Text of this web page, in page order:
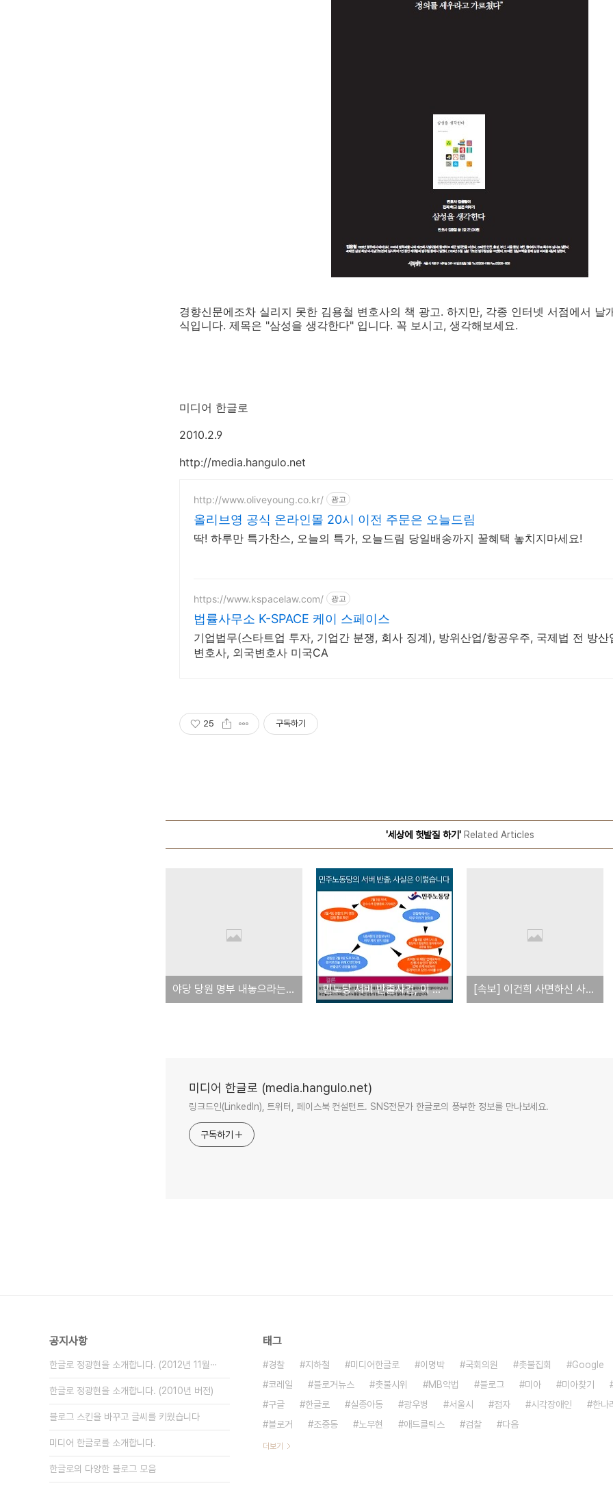
경향신문에조차 실리지 못한 김용철 변호사의 책 광고. 하지만, 각종 인터넷 서점에서 날
식입니다. 제목은 "삼성을 생각한다" 입니다. 꼭 보시고, 생각해보세요.
미디어 한글로
2010.2.9
http://media.hangulo.net
http://www.oliveyoung.co.kr/ 광고
올리브영 공식 온라인몰 20시 이전 주문은 오늘드림
딱! 하루만 특가찬스, 오늘의 특가, 오늘드림 당일배송까지 꿀혜택 놓치지마세요!
https://www.kspacelaw.com/ 광고
법률사무소 K-SPACE 케이 스페이스
기업법무(스타트업 투자, 기업간 분쟁, 회사 징계), 방위산업/항공우주, 국제법 전 방산
변호사, 외국변호사 미국CA
25 구독하기
'세상에 헛발질 하기'Related Articles
야당 당원 명부 내놓으라는 것은 억지역공이라던 한나라당, 지금은? (오마이뉴스 기사) 민노당 서버 반출사건, 이 그림 하나면 정리된다 (트위터 @sasuzari 님의 그림) [속보] 이건희 사면하신 사면위원회 명단 공개
미디어 한글로 (media.hangulo.net)
링크드인(LinkedIn), 트위터, 페이스북 컨설턴트. SNS전문가 한글로의 풍부한 정보를 만나보세요.
구독하기
공지사항
한글로 정광현을 소개합니다. (2012년 11월⋯
한글로 정광현을 소개합니다. (2010년 버전)
블로그 스킨을 바꾸고 글씨를 키웠습니다
미디어 한글로를 소개합니다.
한글로의 다양한 블로그 모음
태그
경찰 지하철 미디어한글로 이명박 국회의원 촛불집회
Google
코레일
블로거뉴스 촛불시위 MB악법 블로그 미아
미아찾기
구글
한글로 실종아동 광우병 서울시 점자 시각장애인
한나
블로거
조중동 노무현 애드클릭스 검찰 다음
더보기